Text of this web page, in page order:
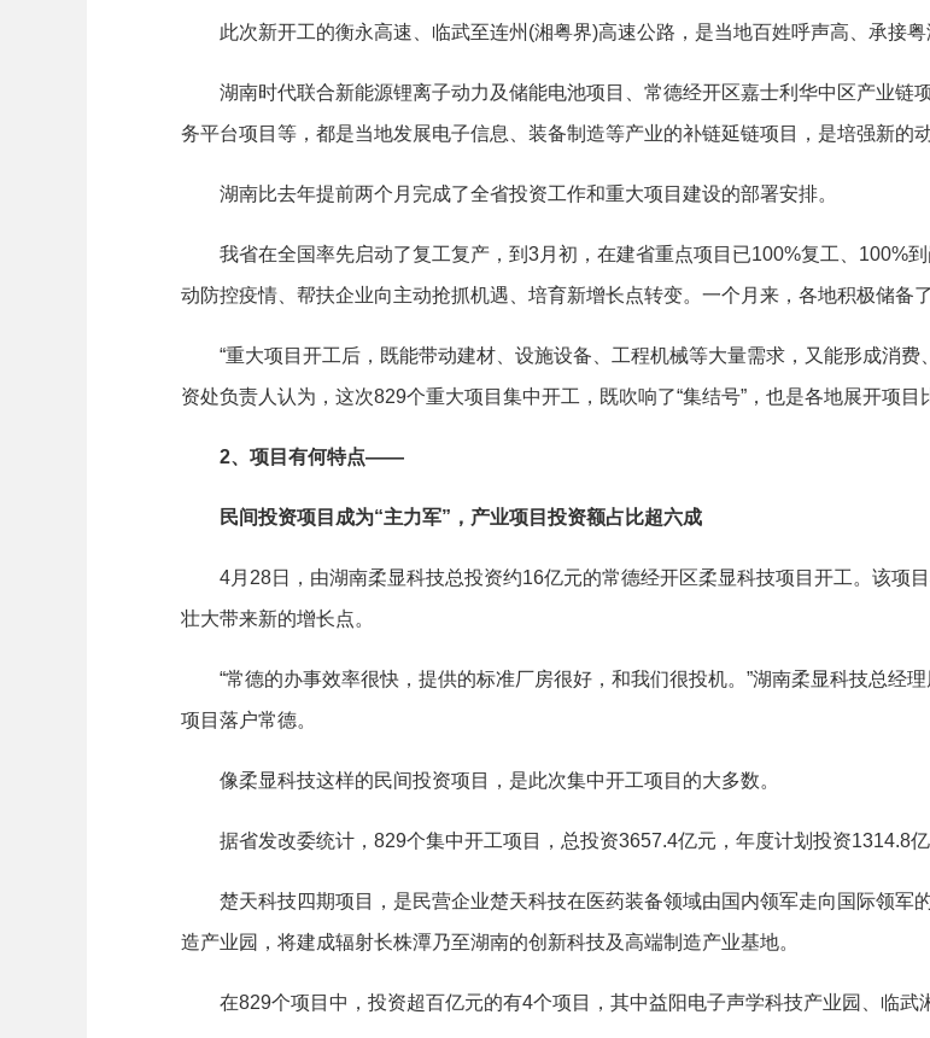
此次新开工的衡永高速、临武至连州(湘粤界)高速公路，是当地百姓呼声高、承接粤
湖南时代联合新能源锂离子动力及储能电池项目、常德经开区嘉士利华中区产业链
务平台项目等，都是当地发展电子信息、装备制造等产业的补链延链项目，是培强新的
湖南比去年提前两个月完成了全省投资工作和重大项目建设的部署安排。
我省在全国率先启动了复工复产，到3月初，在建省重点项目已100%复工、100%
动防控疫情、帮扶企业向主动抢抓机遇、培育新增长点转变。一个月来，各地积极储备
“重大项目开工后，既能带动建材、设施设备、工程机械等大量需求，又能形成消费
资处负责人认为，这次829个重大项目集中开工，既吹响了“集结号”，也是各地展开项目
2、项目有何特点——
民间投资项目成为“主力军”，产业项目投资额占比超六成
4月28日，由湖南柔显科技总投资约16亿元的常德经开区柔显科技项目开工。该项
壮大带来新的增长点。
“常德的办事效率很快，提供的标准厂房很好，和我们很投机。”湖南柔显科技总经
项目落户常德。
像柔显科技这样的民间投资项目，是此次集中开工项目的大多数。
据省发改委统计，829个集中开工项目，总投资3657.4亿元，年度计划投资1314.8亿
楚天科技四期项目，是民营企业楚天科技在医药装备领域由国内领军走向国际领军
造产业园，将建成辐射长株潭乃至湖南的创新科技及高端制造产业基地。
在829个项目中，投资超百亿元的有4个项目，其中益阳电子声学科技产业园、临武